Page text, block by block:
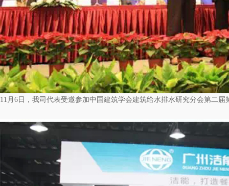
11月6日，我司代表受邀参加中国建筑学会建筑给水排水研究分会第二